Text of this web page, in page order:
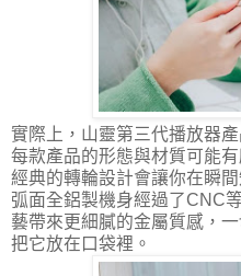
實際上，山靈第三代播放器
每款產品的形態與材質可能
經典的轉輪設計會讓你在瞬
弧面全鋁製機身經過了CNC
藝帶來更細膩的金屬質感，
把它放在口袋裡。